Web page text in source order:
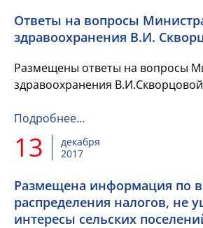
Ответы на вопросы
здравоохранения В.И.
Размещены ответы на вопросы
здравоохранения
Подробнее…
13
декабря
2017
Размещена информация по
распределения налогов, не
интересы сельских